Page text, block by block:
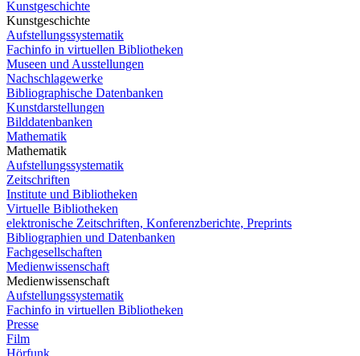
Kunstgeschichte
Kunstgeschichte
Aufstellungssystematik
Fachinfo in virtuellen Bibliotheken
Museen und Ausstellungen
Nachschlagewerke
Bibliographische Datenbanken
Kunstdarstellungen
Bilddatenbanken
Mathematik
Mathematik
Aufstellungssystematik
Zeitschriften
Institute und Bibliotheken
Virtuelle Bibliotheken
elektronische Zeitschriften, Konferenzberichte, Preprints
Bibliographien und Datenbanken
Fachgesellschaften
Medienwissenschaft
Medienwissenschaft
Aufstellungssystematik
Fachinfo in virtuellen Bibliotheken
Presse
Film
Hörfunk